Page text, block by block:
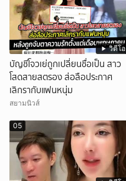
วิดีโอ
บัญชีโจวเย่ถูกเปลี่ยนชื่อเป็น สาว
โสดสายสตรอง ส่อลือประกาศ
เลิกรากับแฟนหนุ่ม
สยามนิวส์
05